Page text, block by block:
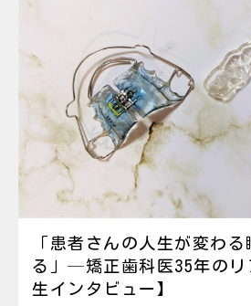
「患者さんの人生が変わる
る」─矯正歯科医35年のリ
生インタビュー】